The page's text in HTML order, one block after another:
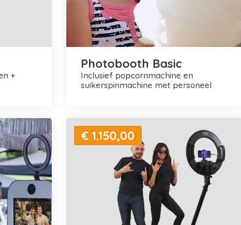
Photobooth Basic
inclusief popcornmachine en
suikerspinmachine met personeel
€ 1.150,00